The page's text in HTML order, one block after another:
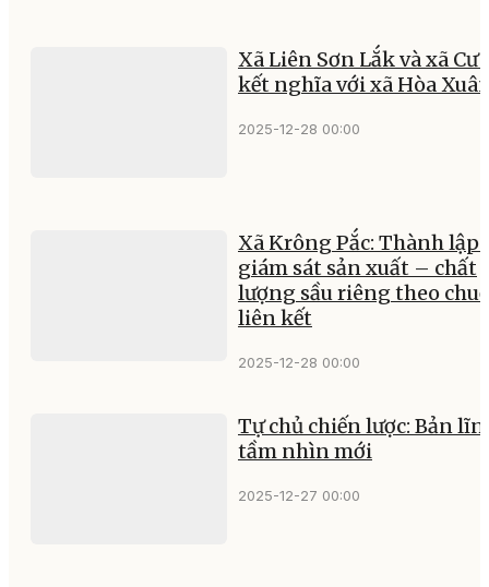
Xã Liên Sơn Lắk và xã Cư
kết nghĩa với xã Hòa
2025-12-28 00:00
Xã Krông Pắc: Thành lập
giám sát sản xuất – chất
lượng sầu riêng theo
liên kết
2025-12-28 00:00
Tự chủ chiến lược: Bản
tầm nhìn mới
2025-12-27 00:00